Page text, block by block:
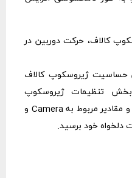
کالاف، حرکت دوربین در
حساسیت ژیروسکوپ کالاف
تنظیمات ژیروسکوپ
(Gyroscope Sensitivity) بروید و مقادیر مربوط به Camera و